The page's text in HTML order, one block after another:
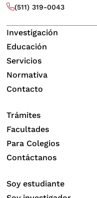
(511) 319-0043
Investigación
Educación
Servicios
Normativa
Contacto
Trámites
Facultades
Para Colegios
Contáctanos
Soy estudiante